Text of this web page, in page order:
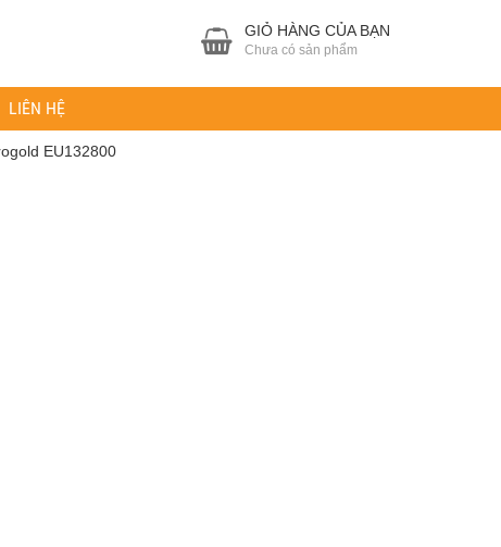
GIỎ HÀNG CỦA BẠN
Chưa có sản phẩm
LIÊN HỆ
EU132800